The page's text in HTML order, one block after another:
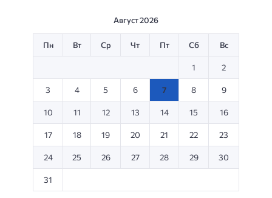
Август 2026
Пн Вт Ср Чт Пт Сб Вс
1 2
3 4 5 6 7 8 9
10 11 12 13 14 15 16
17 18 19 20 21 22 23
24 25 26 27 28 29 30
31